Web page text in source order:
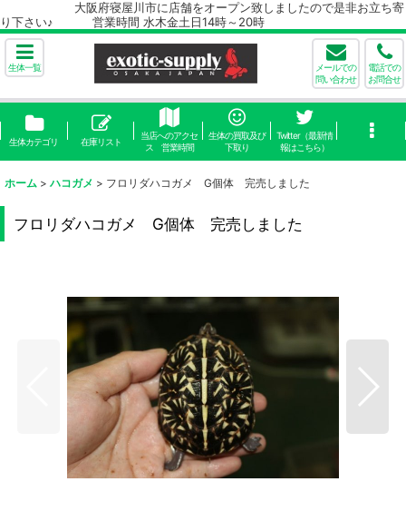
大阪府寝屋川市に店舗をオープン致しましたので是非お立ち寄
り下さい♪ 営業時間 水木金土日14時～20時
生体一覧
メールでの
問い合わせ
電話での
お問合せ
生体カテゴリ 在庫リスト
当店へのアクセ
ス 営業時間
生体の買取及び
下取り
Twitter（最新情
報はこちら）
ホーム > ハコガメ > フロリダハコガメ G個体 完売しました
フロリダハコガメ G個体 完売しました